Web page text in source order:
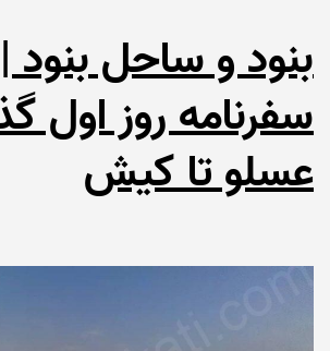
بنود و ساحل بنود |
سفرنامه روز اول
عسلو تا کیش